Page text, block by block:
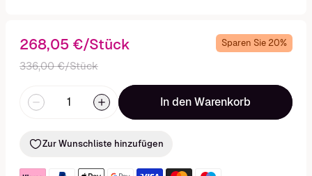
268,05 €/Stück
336,00 €/Stück
Sparen Sie 20%
In den Warenkorb
Zur Wunschliste hinzufügen